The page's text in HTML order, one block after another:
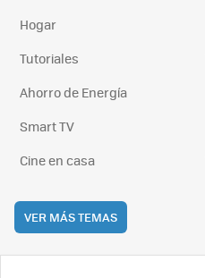
Hogar
Tutoriales
Ahorro de Energía
Smart TV
Cine en casa
VER MÁS TEMAS